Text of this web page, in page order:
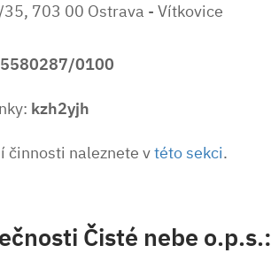
703 00 Ostrava - Vítkovice
0100
kzh2yjh
činnosti naleznete vtéto sekci.
Čisté nebe o.p.s.: